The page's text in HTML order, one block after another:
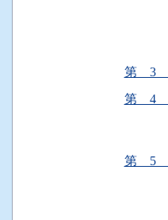
第 3
第 4
第 5